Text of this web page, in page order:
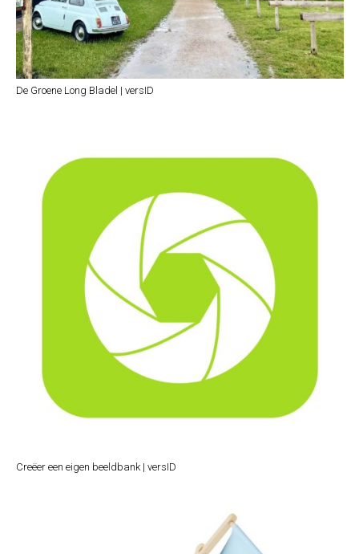
De Groene Long Bladel | versID
Creëer een eigen beeldbank | versID